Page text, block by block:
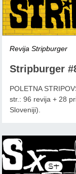
Revija Stripburger
Stripburger
POLETNA
str.: 96 revija + 28
Sloveniji).